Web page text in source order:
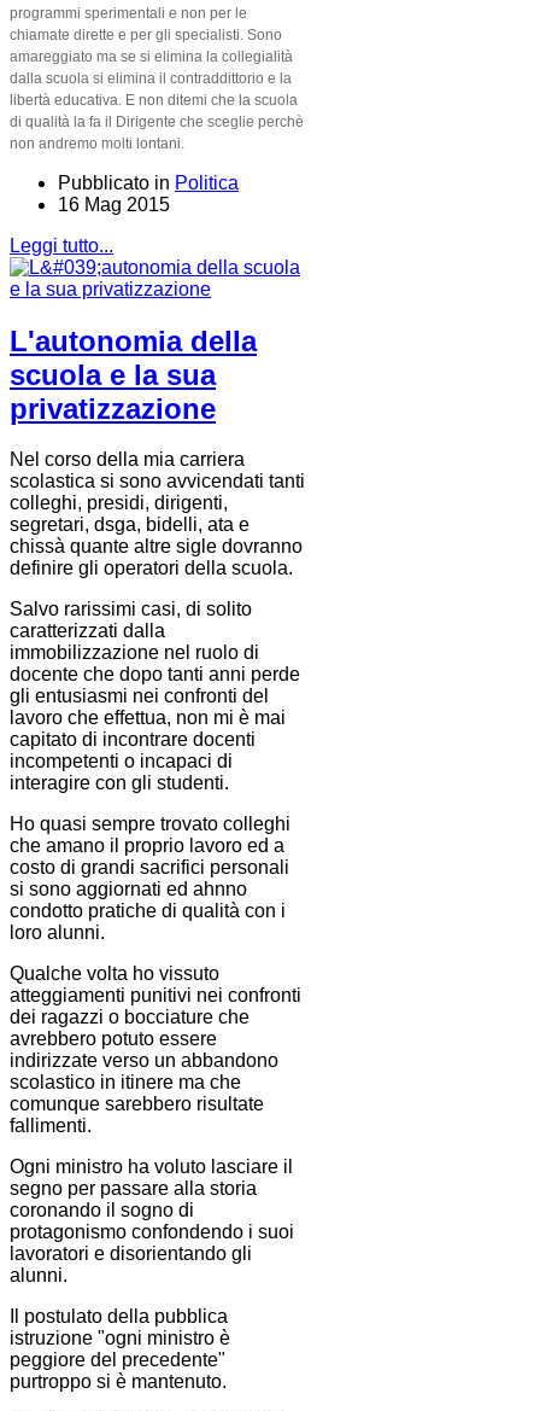
programmi sperimentali e non per le
chiamate dirette e per gli specialisti. Sono
amareggiato ma se si elimina la collegialità
dalla scuola si elimina il contraddittorio e la
libertà educativa. E non ditemi che la scuola
di qualità la fa il Dirigente che sceglie perchè
non andremo molti lontani.
Pubblicato in Politica
16 Mag 2015
Leggi tutto...
L'autonomia della
scuola e la sua
privatizzazione
Nel corso della mia carriera
scolastica si sono avvicendati tanti
colleghi, presidi, dirigenti,
segretari, dsga, bidelli, ata e
chissà quante altre sigle dovranno
definire gli operatori della scuola.
Salvo rarissimi casi, di solito
caratterizzati dalla
immobilizzazione nel ruolo di
docente che dopo tanti anni perde
gli entusiasmi nei confronti del
lavoro che effettua, non mi è mai
capitato di incontrare docenti
incompetenti o incapaci di
interagire con gli studenti.
Ho quasi sempre trovato colleghi
che amano il proprio lavoro ed a
costo di grandi sacrifici personali
si sono aggiornati ed ahnno
condotto pratiche di qualità con i
loro alunni.
Qualche volta ho vissuto
atteggiamenti punitivi nei confronti
dei ragazzi o bocciature che
avrebbero potuto essere
indirizzate verso un abbandono
scolastico in itinere ma che
comunque sarebbero risultate
fallimenti.
Ogni ministro ha voluto lasciare il
segno per passare alla storia
coronando il sogno di
protagonismo confondendo i suoi
lavoratori e disorientando gli
alunni.
Il postulato della pubblica
istruzione "ogni ministro è
peggiore del precedente"
purtroppo si è mantenuto.